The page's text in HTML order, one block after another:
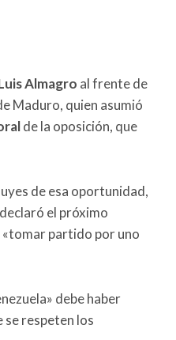
Almagro al frente de
Maduro, quien asumió
de la oposición, que
de esa oportunidad,
el próximo
«tomar partido por uno
debe haber
se respeten los